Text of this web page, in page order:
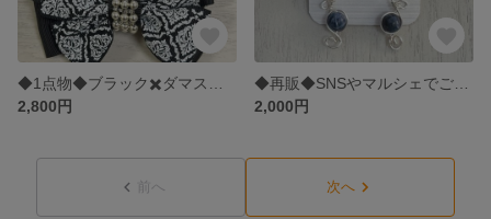
2,800円
2,000円
前へ 次へ